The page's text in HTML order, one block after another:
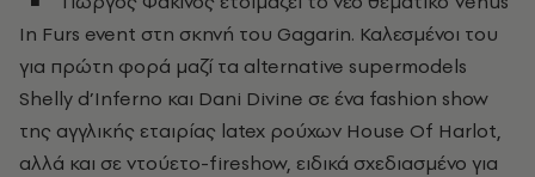
In Furs event στη σκηνή του Gagarin. Kaλεσμένοι του
για πρώτη φορά μαζί τα alternative supermodels
Shelly d’Inferno και Dani Divine σε ένα fashion show
της αγγλικής εταιρίας latex ρούχων House Of Harlot,
αλλά και σε ντούετο-fireshow, ειδικά σχεδιασμένο για